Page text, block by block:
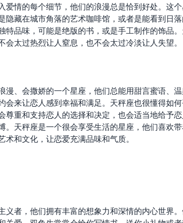
情的每个细节，他们的浪漫总是恰到好处。这
隐藏在城市角落的艺术咖啡馆，或者是能看到日
特品味，可能是绝版的书，或是手工制作的饰品
太过热烈让人窒息，也不会太过冷淡让人失望。
、会撒娇的一个星座，他们总能用甜言蜜语、
会来让恋人感到幸福和满足。天秤座也很懂得如
尊重和支持恋人的选择和决定，也会适当地给予
。天秤座是一个很会享受生活的星座，他们喜欢
和文化，让恋爱充满品味和气质。
者，他们拥有丰富的想象力和深情的内心世界